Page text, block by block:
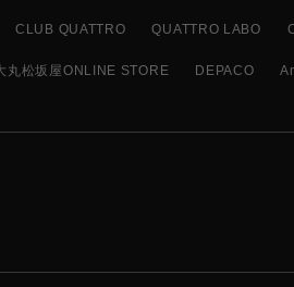
CLUB QUATTRO QUATTRO LABO
丸松坂屋ONLINE STORE DEPACO